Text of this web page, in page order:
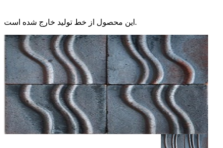
این محصول از خط تولید خارج شده است.